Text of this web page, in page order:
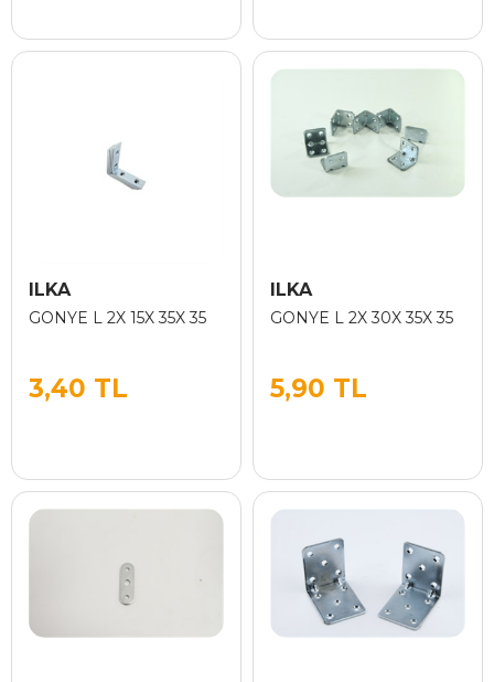
ILKA
GONYE L 2X 15X 35X 35
3,40 TL
ILKA
GONYE L 2X 30X 35X 35
5,90 TL